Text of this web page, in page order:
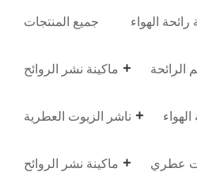
جميع المنتجات رائحة الهواء
ماكينة نشر الروائح الرائحة
ناشر الزيوت العطرية
ماكينة نشر الروائح عطري